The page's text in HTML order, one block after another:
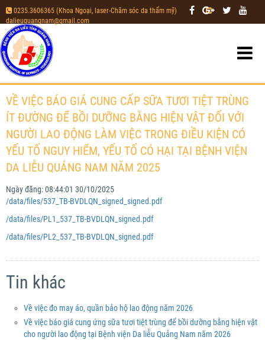
0235.3606365 (Khoa Ngoại, laser-Chăm sóc da thẩm mỹ)
|
dalieuquangnam@gmail.com
VỀ VIỆC BÁO GIÁ CUNG CẤP SỮA TƯƠI TIỆT TRÙNG
ÍT ĐƯỜNG ĐỂ BỒI DƯỠNG BẰNG HIỆN VẬT ĐỐI VỚI
NGƯỜI LAO ĐỘNG LÀM VIỆC TRONG ĐIỀU KIỆN CÓ
YẾU TỐ NGUY HIỂM, YẾU TỐ CÓ HẠI TẠI BỆNH VIỆN
DA LIỄU QUẢNG NAM NĂM 2025
Ngày đăng:08:44:01 30/10/2025
/data/files/537_TB-BVDLQN_signed_signed.pdf
/data/files/PL1_537_TB-BVDLQN_signed.pdf
/data/files/PL2_537_TB-BVDLQN_signed.pdf
Tin khác
Về việc đo may áo, quần bảo hộ lao động năm 2026
Về việc báo giá cung ứng sữa tươi tiệt trùng để bồi dưỡng bằng hiện vật
cho người lao động tại Bệnh viện Da liễu Quảng Nam năm 2026